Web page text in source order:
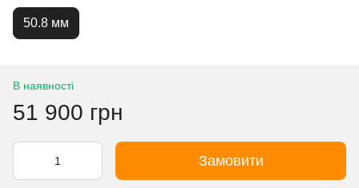
50.8 мм
В наявності
51 900 грн
Замовити